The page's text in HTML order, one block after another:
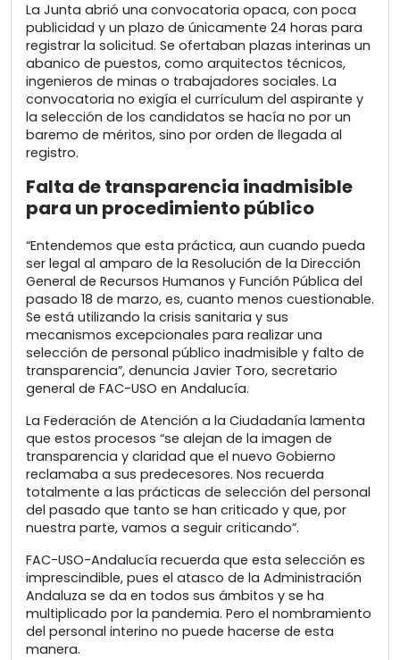
La Junta abrió una convocatoria opaca, con poca
publicidad y un plazo de únicamente 24 horas para
registrar la solicitud. Se ofertaban plazas interinas un
abanico de puestos, como arquitectos técnicos,
ingenieros de minas o trabajadores sociales. La
convocatoria no exigía el currículum del aspirante y
la selección de los candidatos se hacía no por un
baremo de méritos, sino por orden de llegada al
registro.
Falta de transparencia inadmisible
para un procedimiento público
“Entendemos que esta práctica, aun cuando pueda
ser legal al amparo de la Resolución de la Dirección
General de Recursos Humanos y Función Pública del
pasado 18 de marzo, es, cuanto menos cuestionable.
Se está utilizando la crisis sanitaria y sus
mecanismos excepcionales para realizar una
selección de personal público inadmisible y falto de
transparencia”, denuncia Javier Toro, secretario
general de FAC-USO en Andalucía.
La Federación de Atención a la Ciudadanía lamenta
que estos procesos “se alejan de la imagen de
transparencia y claridad que el nuevo Gobierno
reclamaba a sus predecesores. Nos recuerda
totalmente a las prácticas de selección del personal
del pasado que tanto se han criticado y que, por
nuestra parte, vamos a seguir criticando”.
FAC-USO-Andalucía recuerda que esta selección es
imprescindible, pues el atasco de la Administración
Andaluza se da en todos sus ámbitos y se ha
multiplicado por la pandemia. Pero el nombramiento
del personal interino no puede hacerse de esta
manera.